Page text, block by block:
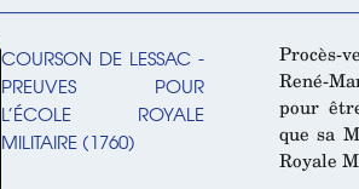
COURSON DE LESSAC -
PREUVES POUR
L’ÉCOLE ROYALE
MILITAIRE (1760)
Procès-
René-
pour
que sa
Royale